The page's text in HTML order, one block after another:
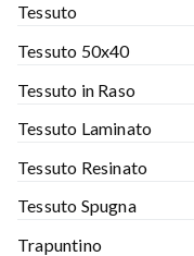
Tessuto
Tessuto 50x40
Tessuto in Raso
Tessuto Laminato
Tessuto Resinato
Tessuto Spugna
Trapuntino